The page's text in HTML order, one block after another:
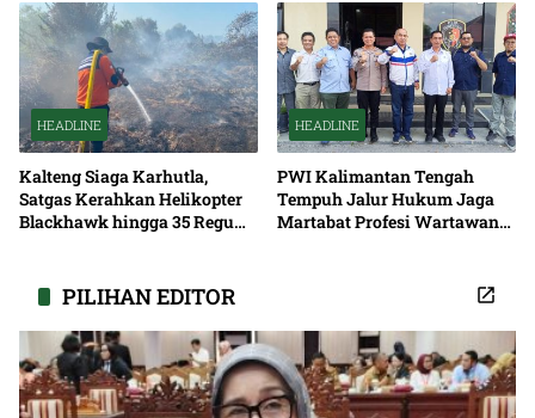
HEADLINE
Kalteng Siaga Karhutla,
Satgas Kerahkan Helikopter
Blackhawk hingga 35 Regu
HEADLINE
PWI Kalimantan Tengah
Tempuh Jalur Hukum Jaga
Martabat Profesi Wartawan
PILIHAN EDITOR